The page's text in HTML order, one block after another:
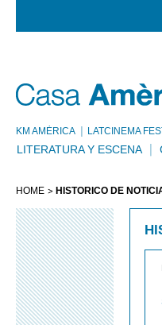
KM AMÈRICA LATCINEMA
LITERATURA Y ESCENA
HOME HISTÓRICO DE